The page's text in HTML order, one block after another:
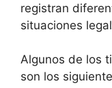
registran
situaciones
Algunos de los
son los